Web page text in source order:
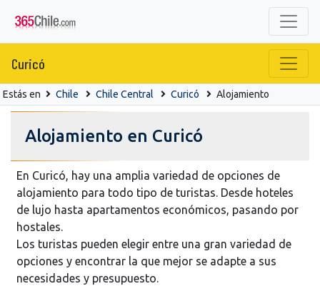
Curicó
Estás en Chile Chile Central Curicó Alojamiento
Alojamiento en Curicó
En Curicó, hay una amplia variedad de opciones de
alojamiento para todo tipo de turistas. Desde hoteles
de lujo hasta apartamentos económicos, pasando por
hostales.
Los turistas pueden elegir entre una gran variedad de
opciones y encontrar la que mejor se adapte a sus
necesidades y presupuesto.